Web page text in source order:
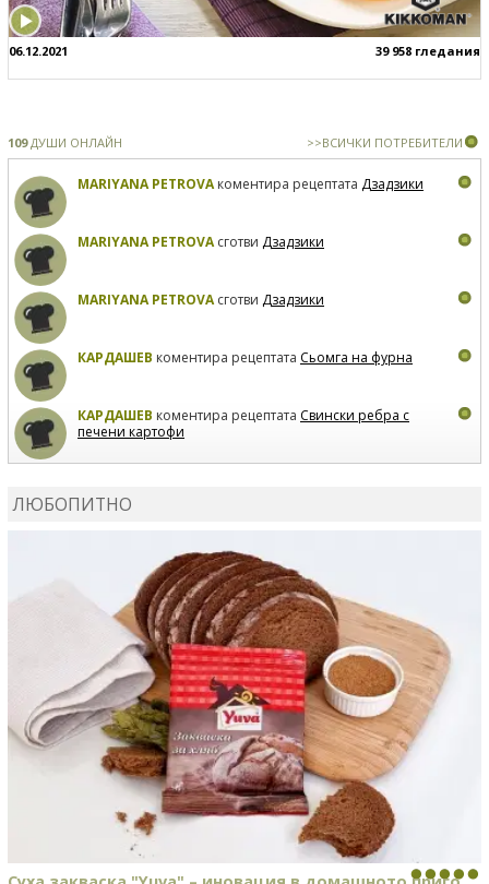
06.12.2021 39 958 гледания
109ДУШИ ОНЛАЙН >>ВСИЧКИ ПОТРЕБИТЕЛИ
MARIYANA PETROVAкоментира рецептата Дзадзики
MARIYANA PETROVAсготви Дзадзики
MARIYANA PETROVAсготви Дзадзики
КАРДАШЕВ коментира рецептата Сьомга на фурна
КАРДАШЕВ коментира рецептата Свински ребра с
печени картофи
ЛЮБОПИТНО